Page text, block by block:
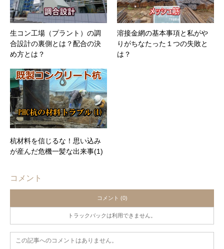
生コン工場（プラント）の調
合設計の裏側とは？配合の決
め方とは？
溶接金網の基本事項と私がや
りがちなたった１つの失敗と
は？
杭材料を信じるな！思い込み
が産んだ危機一髪な出来事(1)
コメント
コメント (0)
トラックバックは利用できません。
この記事へのコメントはありません。